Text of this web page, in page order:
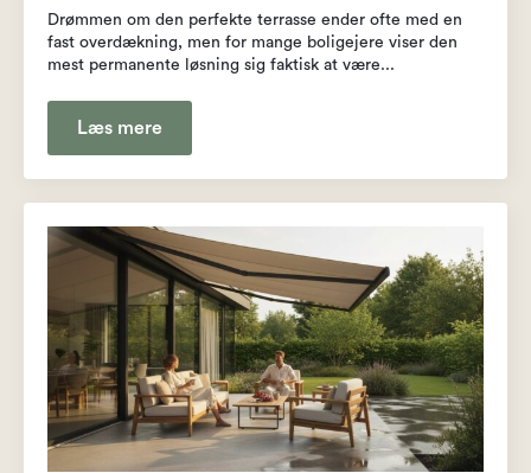
Drømmen om den perfekte terrasse ender ofte med en
fast overdækning, men for mange boligejere viser den
mest permanente løsning sig faktisk at være...
Læs mere